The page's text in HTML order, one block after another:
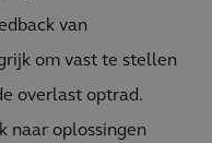
van
om vast te stellen
overlast optrad.
naar oplossingen